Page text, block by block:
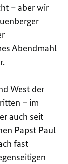
– aber wir
Abendmahl
West der
– im
auch seit
Papst Paul
fast